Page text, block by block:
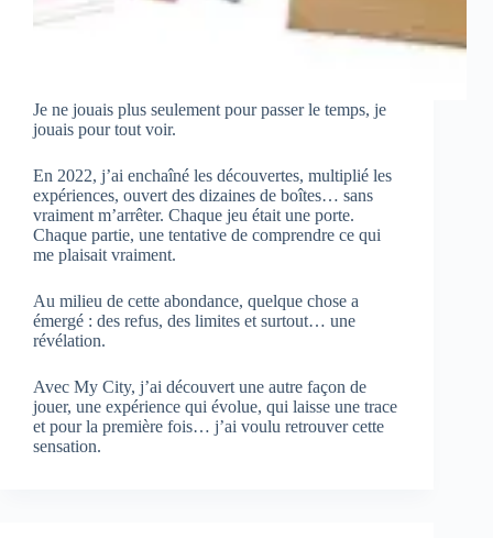
Je ne jouais plus seulement pour passer le temps, je
jouais pour tout voir.
En 2022, j’ai enchaîné les découvertes, multiplié les
expériences, ouvert des dizaines de boîtes… sans
vraiment m’arrêter. Chaque jeu était une porte.
Chaque partie, une tentative de comprendre ce qui
me plaisait vraiment.
Au milieu de cette abondance, quelque chose a
émergé : des refus, des limites et surtout… une
révélation.
Avec My City, j’ai découvert une autre façon de
jouer, une expérience qui évolue, qui laisse une trace
et pour la première fois… j’ai voulu retrouver cette
sensation.